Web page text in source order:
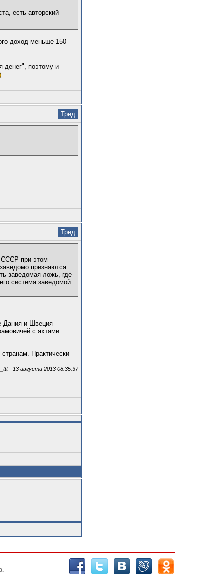
есть авторский
доход меньше 150
денег", поэтому и
Тред
Тред
СССР при этом
признаются
заведомая ложь, где
система заведомой
Дания и Швеция
с яхтами
Практически
- 13 августа 2013 08:35:37